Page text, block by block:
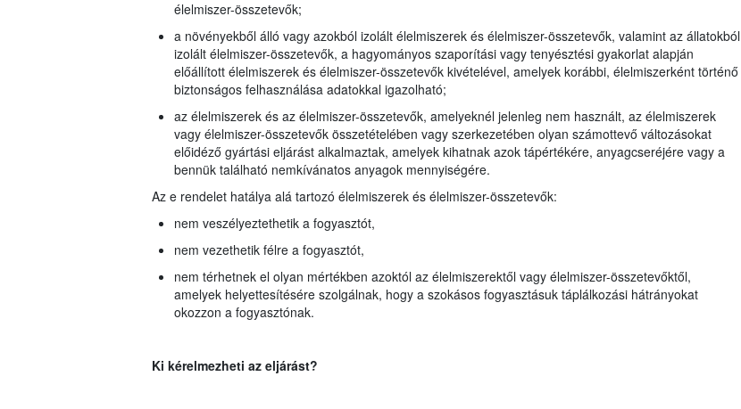
élelmiszer-összetevők;
a növényekből álló vagy azokból izolált élelmiszerek és élelmiszer-összetevők, valamint az állatokból
izolált élelmiszer-összetevők, a hagyományos szaporítási vagy tenyésztési gyakorlat alapján
előállított élelmiszerek és élelmiszer-összetevők kivételével, amelyek korábbi, élelmiszerként történő
biztonságos felhasználása adatokkal igazolható;
az élelmiszerek és az élelmiszer-összetevők, amelyeknél jelenleg nem használt, az élelmiszerek
vagy élelmiszer-összetevők összetételében vagy szerkezetében olyan számottevő változásokat
előidéző gyártási eljárást alkalmaztak, amelyek kihatnak azok tápértékére, anyagcseréjére vagy a
bennük található nemkívánatos anyagok mennyiségére.
Az e rendelet hatálya alá tartozó élelmiszerek és élelmiszer-összetevők:
nem veszélyeztethetik a fogyasztót,
nem vezethetik félre a fogyasztót,
nem térhetnek el olyan mértékben azoktól az élelmiszerektől vagy élelmiszer-összetevőktől,
amelyek helyettesítésére szolgálnak, hogy a szokásos fogyasztásuk táplálkozási hátrányokat
okozzon a fogyasztónak.
Ki kérelmezheti az eljárást?